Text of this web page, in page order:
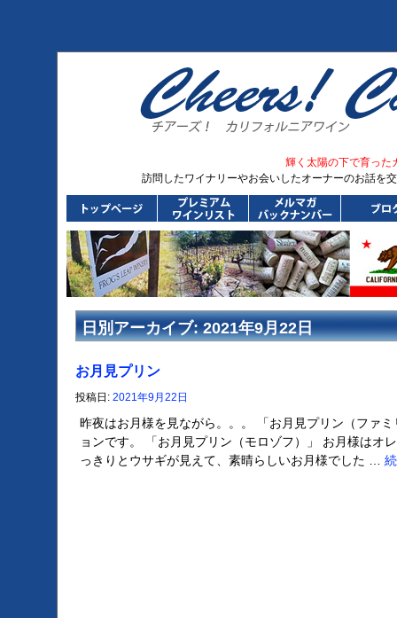
輝く太陽の下で育った
訪問したワイナリーやお会いしたオーナーのお話を
日別アーカイブ:2021年9月22日
お月見プリン
投稿日: 2021年9月22日
昨夜はお月様を見ながら。。。 「お月見プリン（ファ
ョンです。 「お月見プリン（モロゾフ）」 お月様はオ
っきりとウサギが見えて、素晴らしいお月様でした …